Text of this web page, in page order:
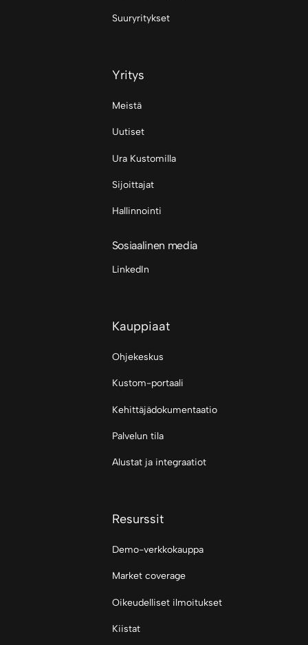
Suuryritykset
Yritys
Meistä
Uutiset
Ura Kustomilla
Sijoittajat
Hallinnointi
Sosiaalinen media
LinkedIn
Kauppiaat
Ohjekeskus
Kustom-portaali
Kehittäjädokumentaatio
Palvelun tila
Alustat ja integraatiot
Resurssit
Demo-verkkokauppa
Market coverage
Oikeudelliset ilmoitukset
Kiistat